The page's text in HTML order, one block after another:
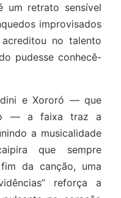
um retrato sensível
improvisados
no talento
pudesse conhecê-
e Xororó — que
— a faixa traz a
a musicalidade
que sempre
da canção, uma
reforça a